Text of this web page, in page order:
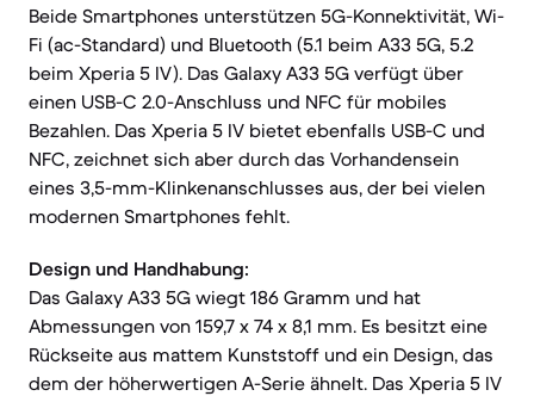
Beide Smartphones unterstützen 5G-Konnektivität, Wi-
Fi (ac-Standard) und Bluetooth (5.1 beim A33 5G, 5.2
beim Xperia 5 IV). Das Galaxy A33 5G verfügt über
einen USB-C 2.0-Anschluss und NFC für mobiles
Bezahlen. Das Xperia 5 IV bietet ebenfalls USB-C und
NFC, zeichnet sich aber durch das Vorhandensein
eines 3,5-mm-Klinkenanschlusses aus, der bei vielen
modernen Smartphones fehlt.
Design und Handhabung:
Das Galaxy A33 5G wiegt 186 Gramm und hat
Abmessungen von 159,7 x 74 x 8,1 mm. Es besitzt eine
Rückseite aus mattem Kunststoff und ein Design, das
dem der höherwertigen A-Serie ähnelt. Das Xperia 5 IV